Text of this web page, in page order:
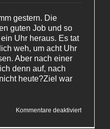
gestern. Die
guten Job und so
Uhr heraus. Es tat
weh, um acht Uhr
Aber nach einer
denn auf, nach
heute?Ziel war
Kommentare deaktiviertfür